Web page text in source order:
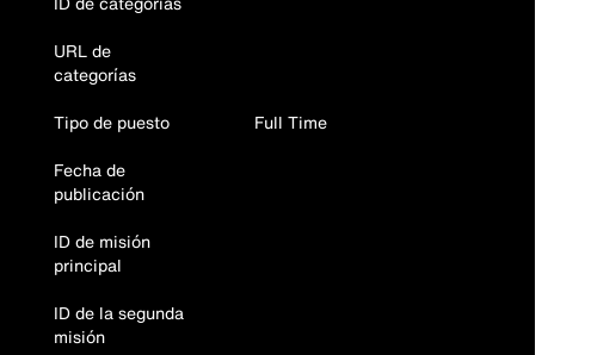
URL de
categorías
Tipo de puesto
Full Time
Fecha de
publicación
ID de misión
principal
ID de la segunda
misión